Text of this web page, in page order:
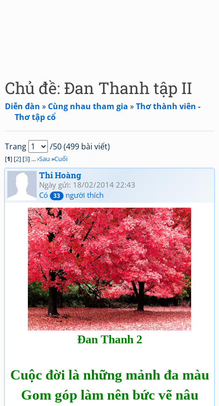
Chủ đề: Đan Thanh tập II
Diễn đàn » Cùng nhau tham gia »Thơ thành viên -
Thơ tập cổ
Trang /50 (499 bài viết)
[1] [2] [3] ... ›Sau »Cuối
Thi Hoàng
Ngày gửi: 18/02/2014 22:43
Có
33 người thích
Đan Thanh 2
Cuộc đời là những mảnh đa màu
Gom góp làm nên bức vẽ nâu